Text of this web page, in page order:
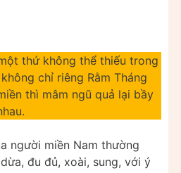
thứ không thể thiếu trong
chỉ riêng Rằm Tháng
thì mâm ngũ quả lại bầy
người miền Nam thường
đu đủ, xoài, sung, với ý